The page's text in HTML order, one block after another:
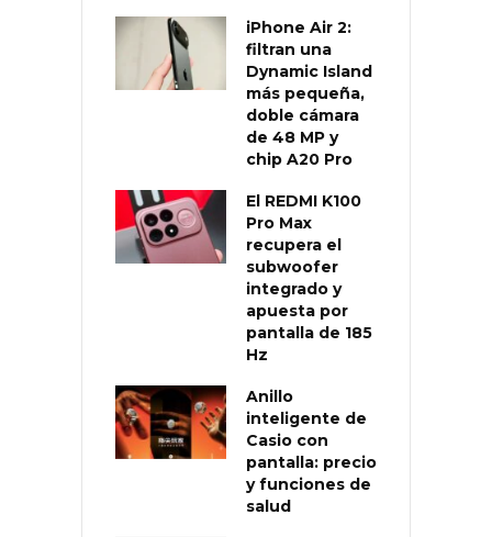
iPhone Air 2:
filtran una
Dynamic Island
más pequeña,
doble cámara
de 48 MP y
chip A20 Pro
El REDMI K100
Pro Max
recupera el
subwoofer
integrado y
apuesta por
pantalla de 185
Hz
Anillo
inteligente de
Casio con
pantalla: precio
y funciones de
salud